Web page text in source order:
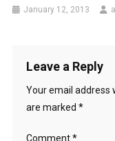
January 12, 2013
Leave a Reply
Your email address
are marked *
Comment*